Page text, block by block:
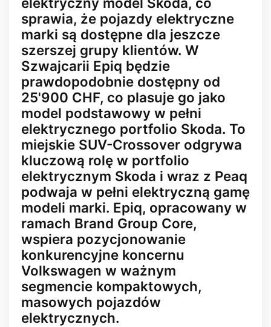
sprawia, że pojazdy elektryczne
marki są dostępne dla jeszcze
szerszej grupy klientów. W
Szwajcarii Epiq będzie
prawdopodobnie dostępny od
25'900 CHF, co plasuje go jako
model podstawowy w pełni
elektrycznego portfolio Skoda. To
miejskie SUV-Crossover odgrywa
kluczową rolę w portfolio
elektrycznym Skoda i wraz z Peaq
podwaja w pełni elektryczną gamę
modeli marki. Epiq, opracowany w
ramach Brand Group Core,
wspiera pozycjonowanie
konkurencyjne koncernu
Volkswagen w ważnym
segmencie kompaktowych,
masowych pojazdów
elektrycznych.